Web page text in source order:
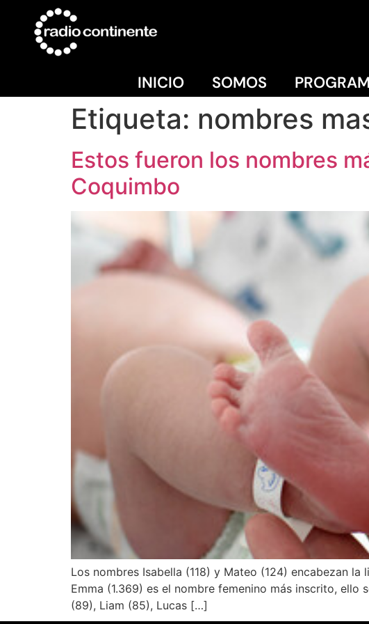
INICIO SOMOS
Etiqueta: nombres
Estos fueron los nombres
Coquimbo
Los nombres Isabella (118) y Mateo (124) encabezan
Emma (1.369) es el nombre femenino más inscrito,
(89), Liam (85), Lucas […]